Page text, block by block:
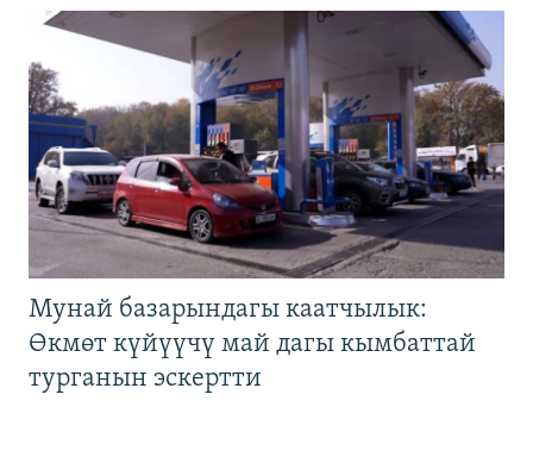
Мунай базарындагы каатчылык:
Өкмөт күйүүчү май дагы кымбаттай
турганын эскертти